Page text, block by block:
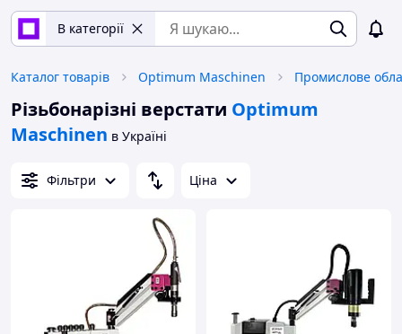
В категорії
Каталог товарів Optimum Maschinen
Різьбонарізні верстати Optimum
Maschinen в Україні
Фільтри Ціна